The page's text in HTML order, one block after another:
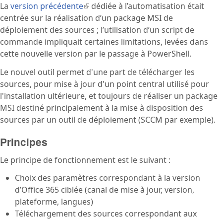
La version précédente(le lien est externe)
dédiée à l’automatisation était
centrée sur la réalisation d’un package MSI de
déploiement des sources ; l’utilisation d’un script de
commande impliquait certaines limitations, levées dans
cette nouvelle version par le passage à PowerShell.
Le nouvel outil permet d'une part de télécharger les
sources, pour mise à jour d'un point central utilisé pour
l'installation ultérieure, et toujours de réaliser un package
MSI destiné principalement à la mise à disposition des
sources par un outil de déploiement (SCCM par exemple).
Principes
Le principe de fonctionnement est le suivant :
Choix des paramètres correspondant à la version
d’Office 365 ciblée (canal de mise à jour, version,
plateforme, langues)
Téléchargement des sources correspondant aux